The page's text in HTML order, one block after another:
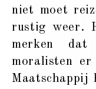
niet moet
rustig weer.
merken dat
moralisten
Maatschappij